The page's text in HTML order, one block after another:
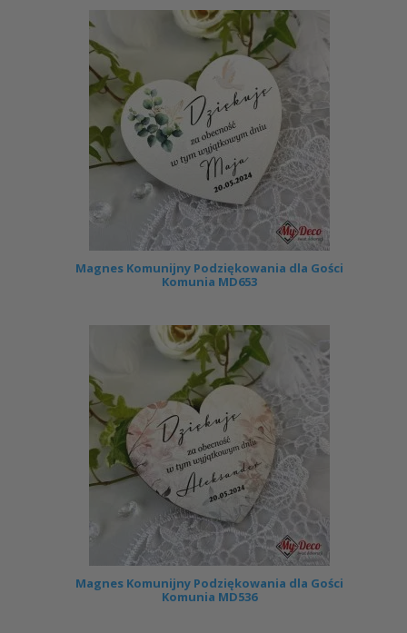
Magnes Komunijny Podziękowania dla Gości
Komunia MD653
Magnes Komunijny Podziękowania dla Gości
Komunia MD536